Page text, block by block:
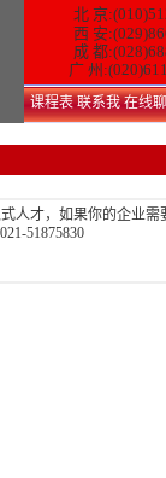
北 京
西 安
成 都
广 州
课程表 联系我 在线聊
人才，如果你的企业
51875830